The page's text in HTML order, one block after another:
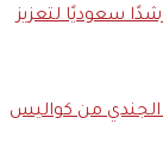
ومرشدًا سعوديًا لتعزيز
الجندي من كواليس